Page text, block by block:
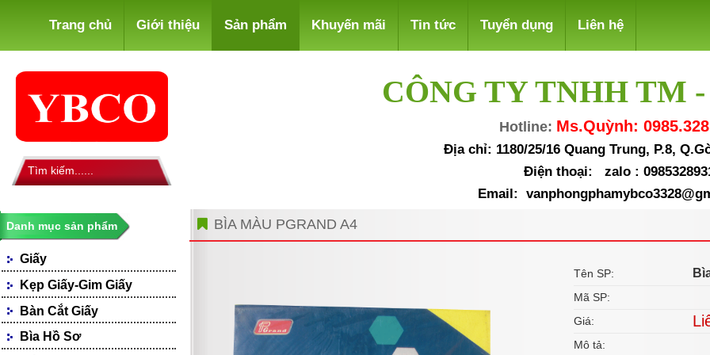
Trang chủ Giới thiệu Sản phẩm Khuyến mãi Tin tức Tuyển dụng Liên hệ
CÔNG TY TNHH TM
Hotline: Ms.Quỳnh:
Địa chỉ: 1180/25/16 Quang Trung, P.8,
Điện thoại: zalo :
Email:
Danh mục sản phẩm
Giấy
Giấy Photocopy
Giấy Fax
Giấy Bìa, Ford Màu
Giấy Notes-Decals
Loại Giấy Khác
Kẹp Giấy-Gim Giấy
Bàn Cắt Giấy
Bìa Hồ Sơ
BÌA MÀU PGRAND A4
Tên SP:
Mã SP:
Giá:
Mô tả: